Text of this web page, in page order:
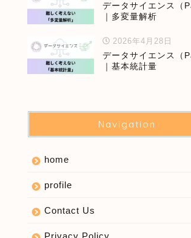
データサイエンス（
｜多変量解析
2026年4月28日
データサイエンス（
｜基本統計量
Navigation
home
profile
Contact Us
Privacy Policy